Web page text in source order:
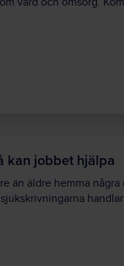
kan jobbet hjälpa
än äldre hemma